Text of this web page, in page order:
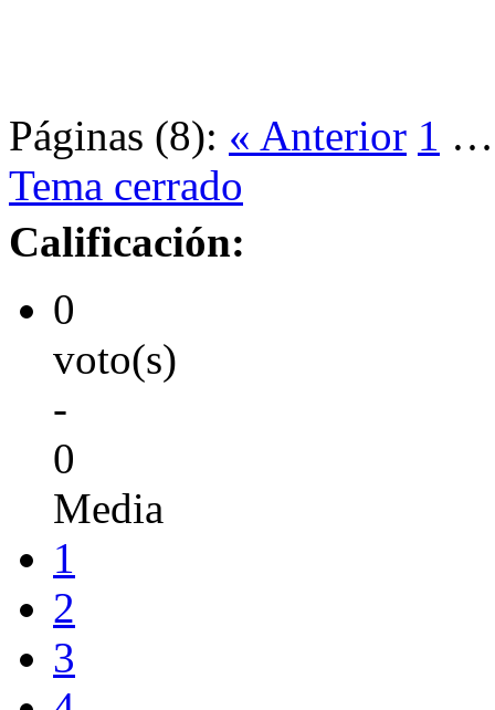
Páginas (8): « Anterior 1
Tema cerrado
Calificación:
0
voto(s)
-
0
Media
1
2
3